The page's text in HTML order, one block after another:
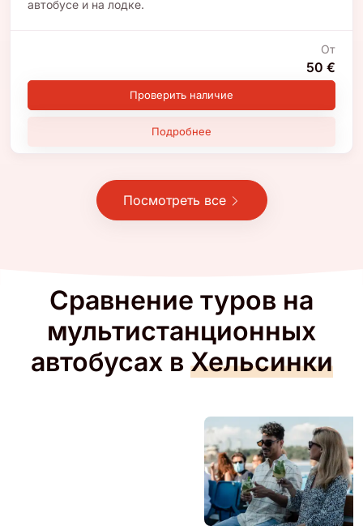
автобусе и на лодке.
От
50 €
Проверить наличие
Подробнее
Посмотреть все
Сравнение туров на
мультистанционных
автобусах в Хельсинки